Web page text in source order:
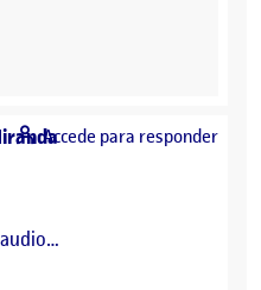
says:
Accede para responder